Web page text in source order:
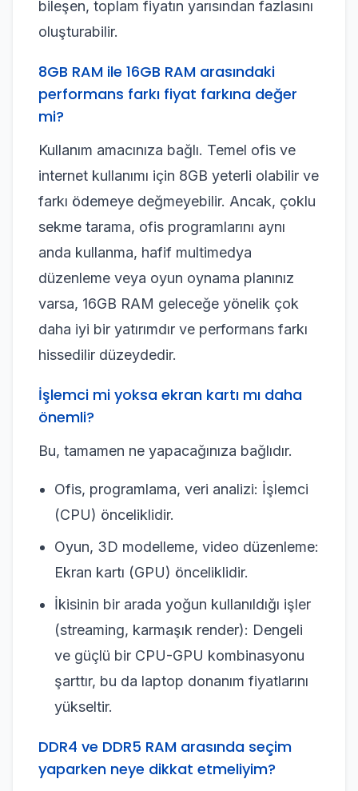
bileşen, toplam fiyatın yarısından fazlasını
oluşturabilir.
8GB RAM ile 16GB RAM arasındaki
performans farkı fiyat farkına değer
mi?
Kullanım amacınıza bağlı. Temel ofis ve
internet kullanımı için 8GB yeterli olabilir ve
farkı ödemeye değmeyebilir. Ancak, çoklu
sekme tarama, ofis programlarını aynı
anda kullanma, hafif multimedya
düzenleme veya oyun oynama planınız
varsa, 16GB RAM geleceğe yönelik çok
daha iyi bir yatırımdır ve performans farkı
hissedilir düzeydedir.
İşlemci mi yoksa ekran kartı mı daha
önemli?
Bu, tamamen ne yapacağınıza bağlıdır.
Ofis, programlama, veri analizi: İşlemci
(CPU) önceliklidir.
Oyun, 3D modelleme, video düzenleme:
Ekran kartı (GPU) önceliklidir.
İkisinin bir arada yoğun kullanıldığı işler
(streaming, karmaşık render): Dengeli
ve güçlü bir CPU-GPU kombinasyonu
şarttır, bu da laptop donanım fiyatlarını
yükseltir.
DDR4 ve DDR5 RAM arasında seçim
yaparken neye dikkat etmeliyim?